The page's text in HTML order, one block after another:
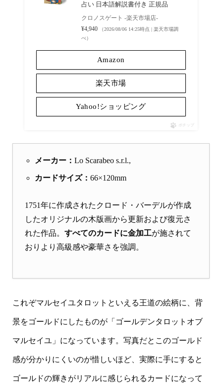
占い 日本語解説書付き 正規品
クロノスゲート -楽天市場店-
¥4,940
（2026/08/06 14:25時点 | 楽天市場調
べ）
Amazon
楽天市場
Yahoo!ショッピング
ポチップ
メーカー： Lo Scarabeo s.r.l.,
カードサイズ： 66×120mm
1751年に作成されたクロード・バーデルが作成
したオリジナルの木版画から更新および復元さ
れた作品。 すべてのカードに金加工が施されて
おりより高級感や豪華さを強調。
これぞマルセイユタロットといえる王道の絵柄に、背
景をゴールドにしたものが「ゴールデンタロットオブ
マルセイユ」になっています。写真だとこのゴールド
感が分かりにくいのが惜しいほど、実際に手にすると
ゴールドの輝きがリアルに感じられるカードになって